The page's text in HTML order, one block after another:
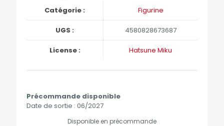
Catégorie : Figurine
UGS : 4580828673687
License : Hatsune Miku
Précommande disponible
Date de sortie : 06/2027
Disponible en précommande